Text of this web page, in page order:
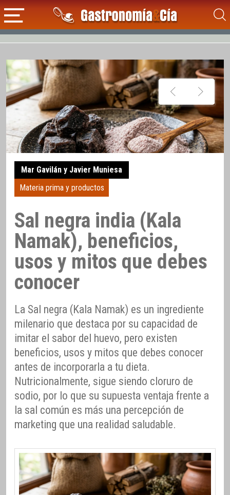
Mar Gavilán y Javier Muniesa
Materia prima y productos
Sal negra india (Kala
Namak), beneficios,
usos y mitos que debes
conocer
La Sal negra (Kala Namak) es un ingrediente
milenario que destaca por su capacidad de
imitar el sabor del huevo, pero existen
beneficios, usos y mitos que debes conocer
antes de incorporarla a tu dieta.
Nutricionalmente, sigue siendo cloruro de
sodio, por lo que su supuesta ventaja frente a
la sal común es más una percepción de
marketing que una realidad saludable.